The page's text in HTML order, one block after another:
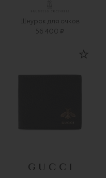
Шнурок для очков
56 400 ₽